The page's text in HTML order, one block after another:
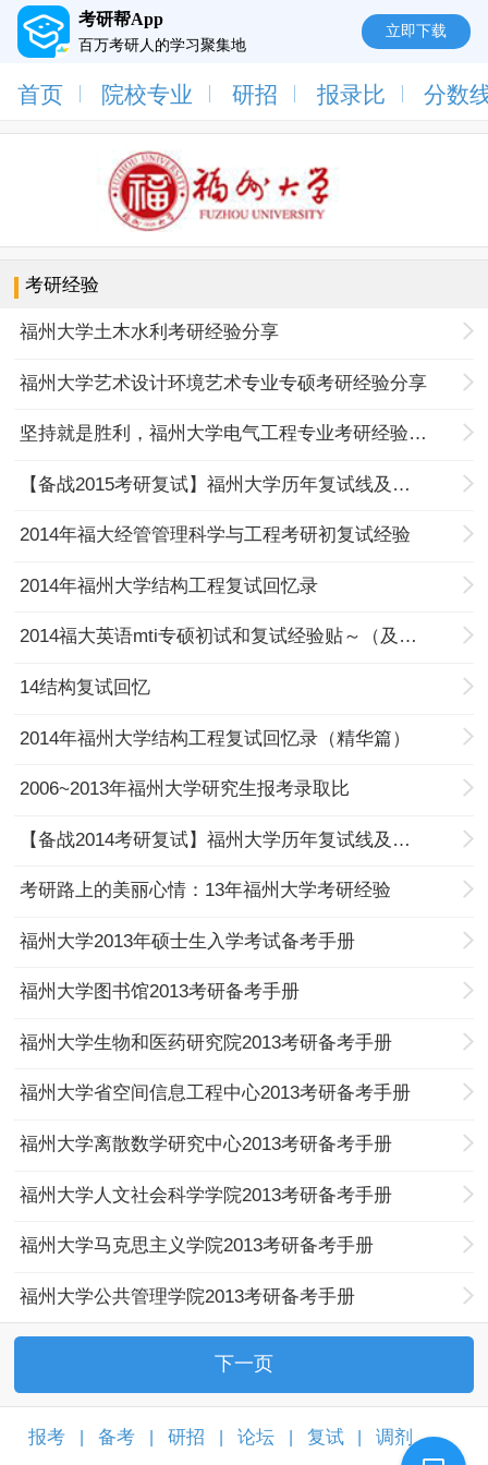
考研帮App
百万考研人的学习聚集地
立即下载
首页 院校专业 研招 报录比 分数
考研经验
福州大学土木水利考研经验分享
福州大学艺术设计环境艺术专业专硕考研经验分享
坚持就是胜利，福州大学电气工程专业考研经验分享
【备战2015考研复试】福州大学历年复试线及复试经验汇总
2014年福大经管管理科学与工程考研初复试经验
2014年福州大学结构工程复试回忆录
2014福大英语mti专硕初试和复试经验贴～（及跨考建议）
14结构复试回忆
2014年福州大学结构工程复试回忆录（精华篇）
2006~2013年福州大学研究生报考录取比
【备战2014考研复试】福州大学历年复试线及复试经验汇总
考研路上的美丽心情：13年福州大学考研经验
福州大学2013年硕士生入学考试备考手册
福州大学图书馆2013考研备考手册
福州大学生物和医药研究院2013考研备考手册
福州大学省空间信息工程中心2013考研备考手册
福州大学离散数学研究中心2013考研备考手册
福州大学人文社会科学学院2013考研备考手册
福州大学马克思主义学院2013考研备考手册
福州大学公共管理学院2013考研备考手册
下一页
报考 备考 研招 论坛 复试 调剂